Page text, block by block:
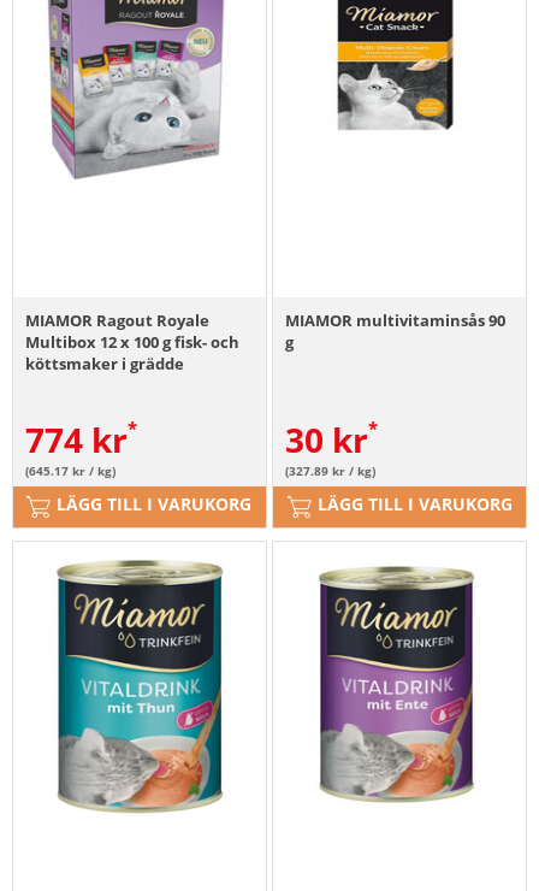
MIAMOR Ragout Royale
Multibox 12 x 100 g fisk- och
köttsmaker i grädde
774 kr
(645.17 kr / kg)
LÄGG TILL I VARUKORG
MIAMOR multivitaminsås 90
g
30 kr
(327.89 kr / kg)
LÄGG TILL I VARUKORG